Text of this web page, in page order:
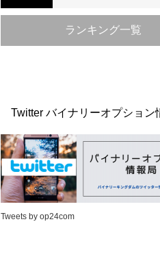
ランキング一覧
Twitter バイナリーオプション
Tweets by op24com